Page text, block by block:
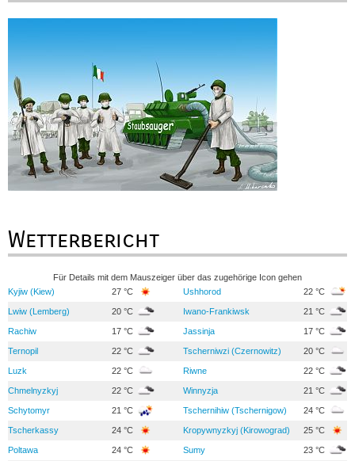
Wetterbericht
Für Details mit dem Mauszeiger über das zugehörige Icon gehen
Kyjiw (Kiew)
27 °C Ushhorod 22 °C
Lwiw (Lemberg) 20 °C Iwano-Frankiwsk 21 °C
Rachiw 17 °C Jassinja 17 °C
Ternopil 22 °C Tscherniwzi (Czernowitz) 20 °C
Luzk 22 °C Riwne 22 °C
Chmelnyzkyj 22 °C Winnyzja 21 °C
Schytomyr 21 °C Tschernihiw (Tschernigow) 24 °C
Tscherkassy 24 °C Kropywnyzkyj (Kirowograd) 25 °C
Poltawa 24 °C Sumy 23 °C